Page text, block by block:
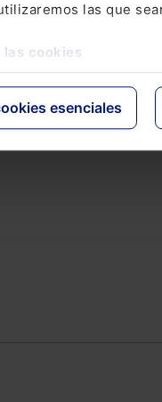
las que
las cookies
esenciales